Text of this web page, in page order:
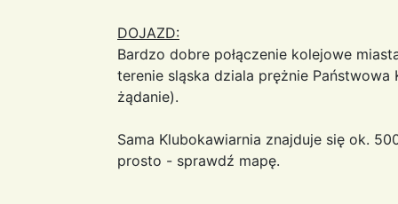
DOJAZD:
Bardzo dobre połączenie kolejowe
terenie sląska dziala prężnie Państwowa
żądanie).
Sama Klubokawiarnia znajduje się ok.
prosto - sprawdź mapę.